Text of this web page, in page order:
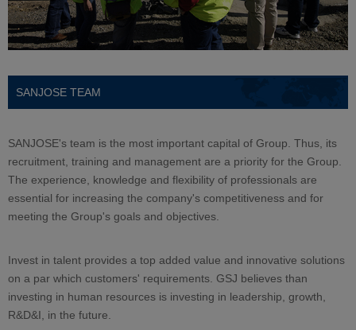
SANJOSE TEAM
SANJOSE's team is the most important capital of Group. Thus, its
recruitment, training and management are a priority for the Group.
The experience, knowledge and flexibility of professionals are
essential for increasing the company's competitiveness and for
meeting the Group's goals and objectives.
Invest in talent provides a top added value and innovative solutions
on a par which customers' requirements. GSJ believes than
investing in human resources is investing in leadership, growth,
R&D&I, in the future.